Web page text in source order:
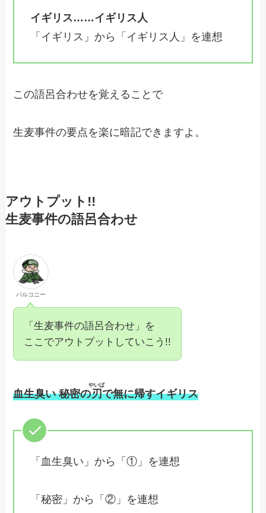
イギリス……イギリス人
「イギリス」から「イギリス人」を連想
この語呂合わせを覚えることで
生麦事件の要点を楽に暗記できますよ。
アウトプット!!
生麦事件の語呂合わせ
バルコニー
「生麦事件の語呂合わせ」を
ここでアウトプットしていこう!!
血生臭い秘密の刃
やいば
で無に帰すイギリス
「血生臭い」から「①」を連想
「秘密」から「②」を連想